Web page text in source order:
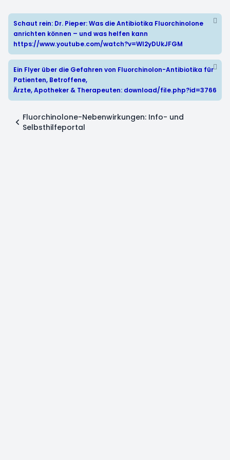
Schaut rein: Dr. Pieper: Was die Antibiotika Fluorchinolone
anrichten können – und was helfen kann
https://www.youtube.com/watch?v=WI2yDUkJFGM
Ein Flyer über die Gefahren von Fluorchinolon-Antibiotika für
Patienten, Betroffene,
Ärzte, Apotheker & Therapeuten: download/file.php?id=3766
Fluorchinolone-Nebenwirkungen: Info- und
Selbsthilfeportal